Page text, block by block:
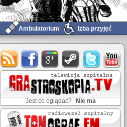
Ambulatorium Izba przyjęć
Jest co oglądać? Nie ma